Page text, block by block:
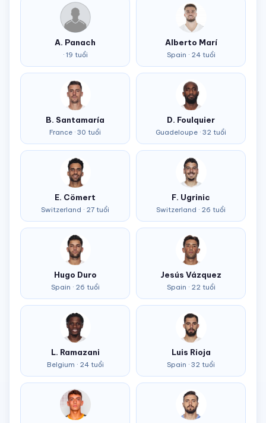
A. Panach
· 19 tuổi
Alberto Marí
Spain · 24 tuổi
B. Santamaría
France · 30 tuổi
D. Foulquier
Guadeloupe · 32 tuổi
E. Cömert
Switzerland · 27 tuổi
F. Ugrinic
Switzerland · 26 tuổi
Hugo Duro
Spain · 26 tuổi
Jesús Vázquez
Spain · 22 tuổi
L. Ramazani
Belgium · 24 tuổi
Luis Rioja
Spain · 32 tuổi